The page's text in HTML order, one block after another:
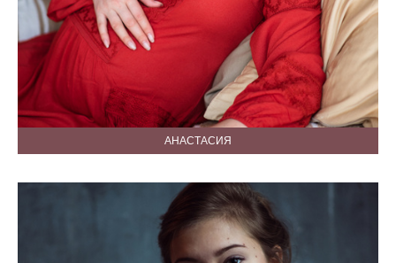
АНАСТАСИЯ